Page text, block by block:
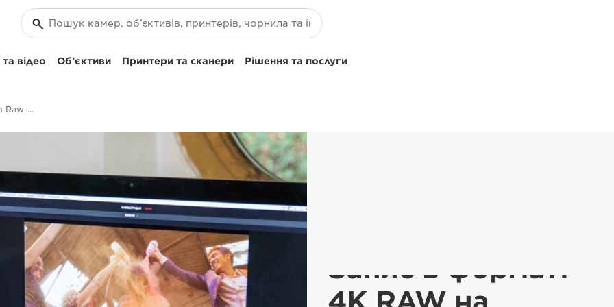
відео Об’єктиви Принтери та сканери Рішення та послуги
Запис у форматі 4k в Raw-файли: EOS C200
Запис в форматі